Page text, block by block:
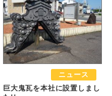
ニュース
巨大鬼瓦を本社に設置しまし